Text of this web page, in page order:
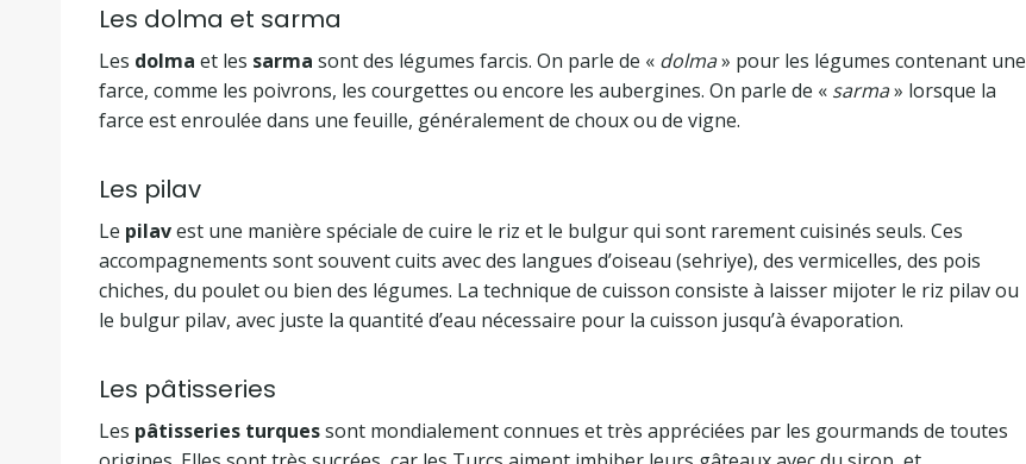
Les dolma et sarma
Les dolma et les sarma sont des légumes farcis. On parle de « dolma» pour les légumes contenant une
farce, comme les poivrons, les courgettes ou encore les aubergines. On parle de « sarma» lorsque la
farce est enroulée dans une feuille, généralement de choux ou de vigne.
Les pilav
Le pilavest une manière spéciale de cuire le riz et le bulgur qui sont rarement cuisinés seuls. Ces
accompagnements sont souvent cuits avec des langues d’oiseau (sehriye), des vermicelles, des pois
chiches, du poulet ou bien des légumes. La technique de cuisson consiste à laisser mijoter le riz pilav ou
le bulgur pilav, avec juste la quantité d’eau nécessaire pour la cuisson jusqu’à évaporation.
Les pâtisseries
Les pâtisseries turquessont mondialement connues et très appréciées par les gourmands de toutes